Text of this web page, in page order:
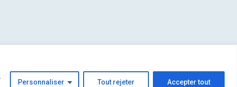
Personnaliser Tout rejeter Accepter tout